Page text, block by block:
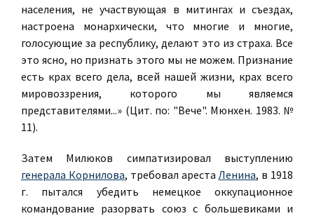
населения, не участвующая в митингах и съездах,
настроена монархически, что многие и многие,
голосующие за республику, делают это из страха. Все
это ясно, но признать этого мы не можем. Признание
есть крах всего дела, всей нашей жизни, крах всего
мировоззрения, которого мы являемся
представителями...» (Цит. по: "Вече". Мюнхен. 1983. №
11).
Затем Милюков симпатизировал выступлению
генерала Корнилова, требовал арестаЛенина, в 1918
г. пытался убедить немецкое оккупационное
командование разорвать союз с большевиками и